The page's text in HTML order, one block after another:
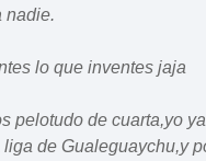
nadie.
lo que inventes jaja
pelotudo de cuarta,yo
de Gualeguaychu,y